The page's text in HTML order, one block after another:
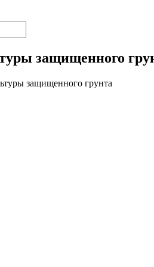
защищенного
защищенного грунта